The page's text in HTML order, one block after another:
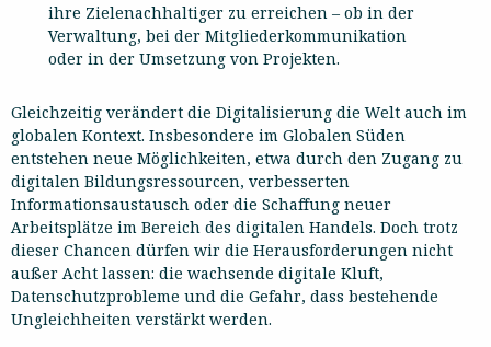
ihre Zielenachhaltiger zu erreichen – ob in der
Verwaltung, bei der Mitgliederkommunikation
oder in der Umsetzung von Projekten.
Gleichzeitig verändert die Digitalisierung die Welt auch im
globalen Kontext. Insbesondere im Globalen Süden
entstehen neue Möglichkeiten, etwa durch den Zugang zu
digitalen Bildungsressourcen, verbesserten
Informationsaustausch oder die Schaffung neuer
Arbeitsplätze im Bereich des digitalen Handels. Doch trotz
dieser Chancen dürfen wir die Herausforderungen nicht
außer Acht lassen: die wachsende digitale Kluft,
Datenschutzprobleme und die Gefahr, dass bestehende
Ungleichheiten verstärkt werden.